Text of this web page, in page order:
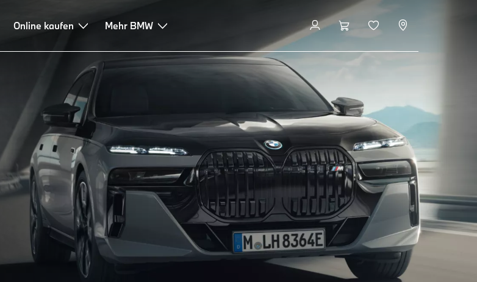
Online kaufen Mehr BMW